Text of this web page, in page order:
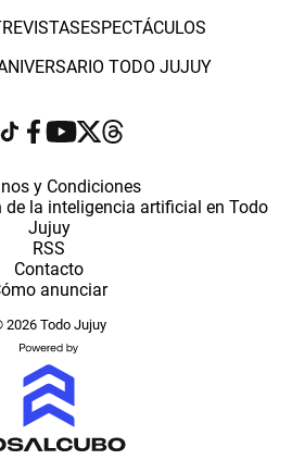
ESPECTÁCULOS
TODO JUJUY
y Condiciones
de la inteligencia artificial en Todo
Jujuy
RSS
Contacto
anunciar
2026 Todo Jujuy